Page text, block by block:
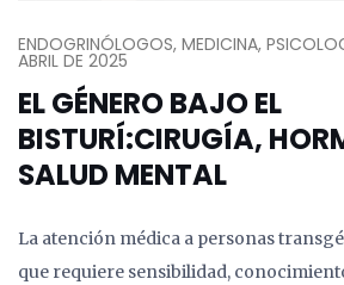
ENDOGRINÓLOGOS, MEDICINA,
ABRIL DE 2025
EL GÉNERO BAJO EL
BISTURÍ:CIRUGÍA,
SALUD MENTAL
La atención médica a personas
que requiere sensibilidad,